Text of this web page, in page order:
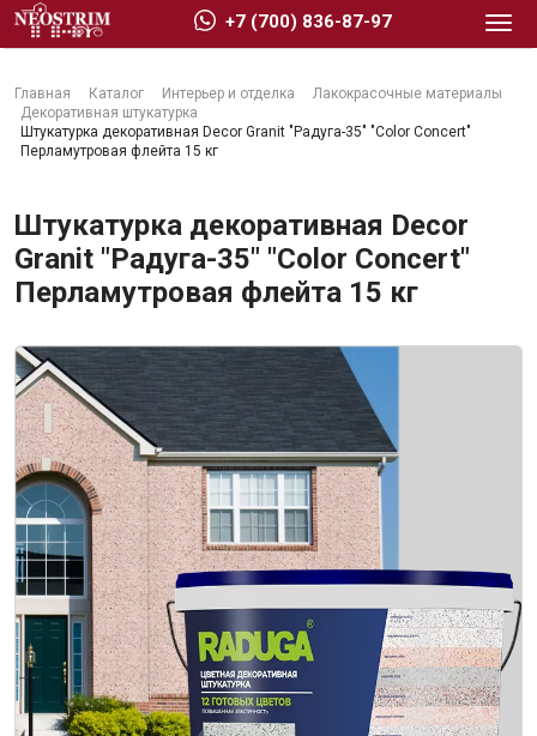
Главная Каталог Интерьер и отделка
Лакокрасочные материалы
Декоративная штукатурка
Штукатурка декоративная Dеcor Granit "Радуга-35" "Color Concert"
Перламутровая флейта 15 кг
Штукатурка декоративная Dеcor
Granit "Радуга-35" "Color Concert"
Перламутровая флейта 15 кг
+7 (700) 836-87-97
Стройматериалы
Сухие строительные смеси
Изоляционные материалы
Кровельные материалы
Ещё 2
Интерьер и отделка
Лакокрасочные материалы
Герметики
Клеи, жидкие гвозди
Обои